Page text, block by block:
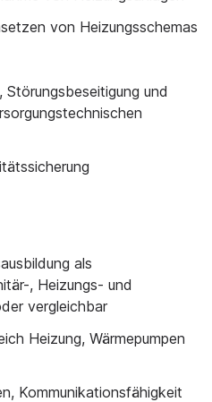
von Heizungsschemas
Störungsbeseitigung und
als
, Heizungs- und
vergleichbar
Heizung, Wärmepumpen
Kommunikationsfähigkeit